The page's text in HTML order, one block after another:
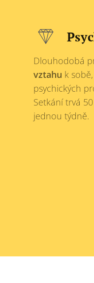
Dlouhodobá
vztahu k
psychických
Setkání trvá
jednou týdně.